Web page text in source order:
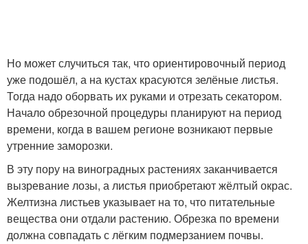
Но может случиться так, что ориентировочный период
уже подошёл, а на кустах красуются зелёные листья.
Тогда надо оборвать их руками и отрезать секатором.
Начало обрезочной процедуры планируют на период
времени, когда в вашем регионе возникают первые
утренние заморозки.
В эту пору на виноградных растениях заканчивается
вызревание лозы, а листья приобретают жёлтый окрас.
Желтизна листьев указывает на то, что питательные
вещества они отдали растению. Обрезка по времени
должна совпадать с лёгким подмерзанием почвы.